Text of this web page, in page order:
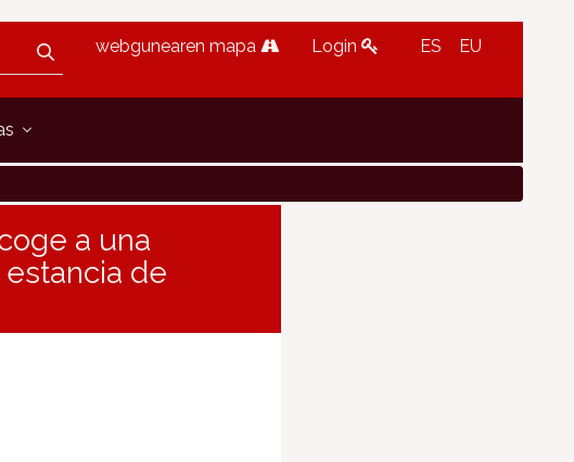
webgunearen mapa Login ES EU
a una
de